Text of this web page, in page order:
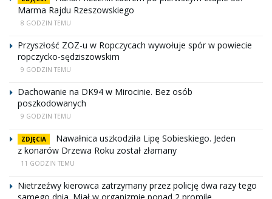
Marma Rajdu Rzeszowskiego
8 GODZIN TEMU
Przyszłość ZOZ-u w Ropczycach wywołuje spór w powiecie
ropczycko-sędziszowskim
9 GODZIN TEMU
Dachowanie na DK94 w Mirocinie. Bez osób
poszkodowanych
9 GODZIN TEMU
ZDJĘCIA
Nawałnica uszkodziła Lipę Sobieskiego. Jeden
z konarów Drzewa Roku został złamany
11 GODZIN TEMU
Nietrzeźwy kierowca zatrzymany przez policję dwa razy tego